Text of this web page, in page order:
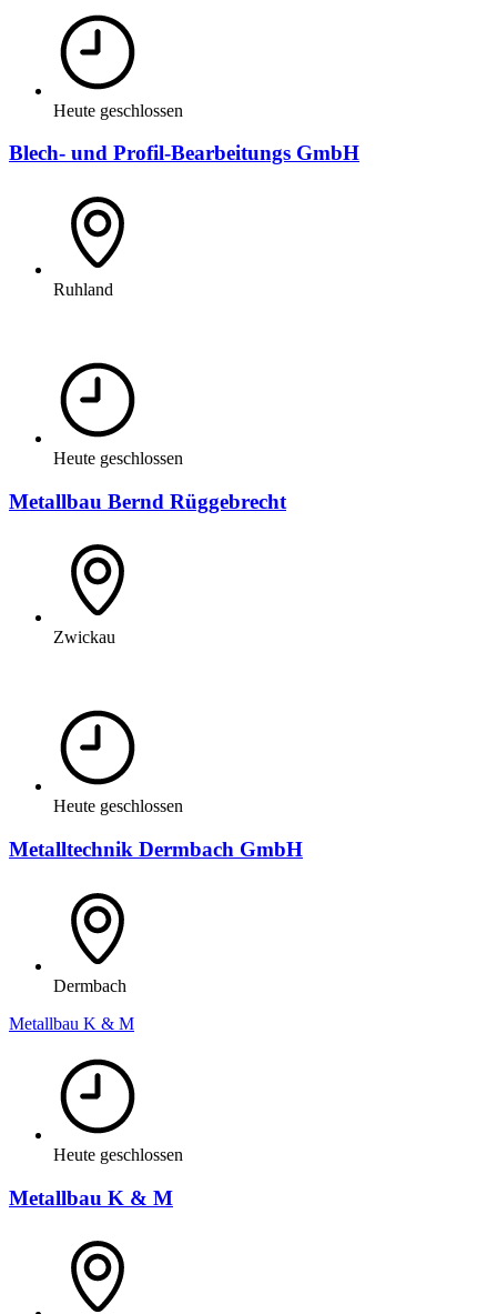
Heute geschlossen
Blech- und Profil-Bearbeitungs GmbH
Ruhland
Heute geschlossen
Metallbau Bernd Rüggebrecht
Zwickau
Heute geschlossen
Metalltechnik Dermbach GmbH
Dermbach
Metallbau K & M
Heute geschlossen
Metallbau K & M